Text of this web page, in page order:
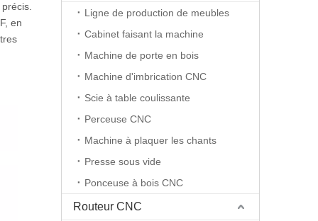
en
Ligne de production de meubles
Cabinet faisant la machine
Machine de porte en bois
Machine d'imbrication CNC
Scie à table coulissante
Perceuse CNC
Machine à plaquer les chants
Presse sous vide
Ponceuse à bois CNC
Routeur CNC